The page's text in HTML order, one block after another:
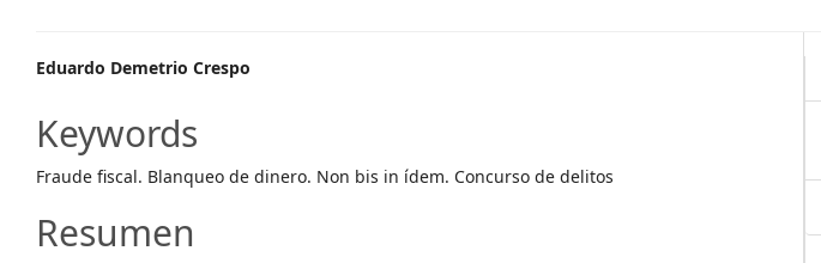
Main
Article
Content
Eduardo Demetrio Crespo
Keywords
Fraude fiscal. Blanqueo de dinero. Non bis in ídem. Concurso de delitos
Resumen